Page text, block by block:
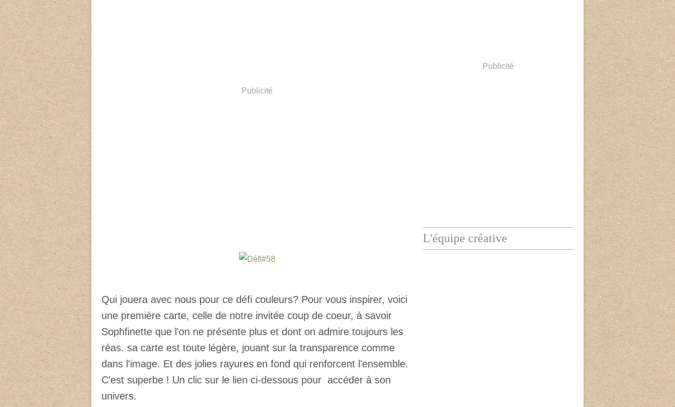
Publicité
Qui jouera avec nous pour ce défi couleurs? Pour vous inspirer, voici
une première carte, celle de notre invitée coup de coeur, à savoir
Sophfinette que l'on ne présente plus et dont on admire toujours les
réas. sa carte est toute légère, jouant sur la transparence comme
dans l'image. Et des jolies rayures en fond qui renforcent l'ensemble.
C'est superbe ! Un clic sur le lien ci-dessous pour accéder à son
univers.
Publicité
L'équipe créative